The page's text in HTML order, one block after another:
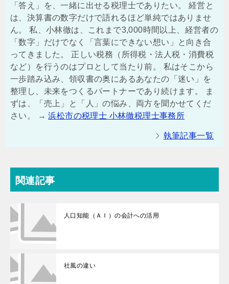
「答え」を、一緒に出せる税理士でありたい。 経営と
は、決算書の数字だけで語れるほど単純ではありませ
ん。 私、小林徹は、これまで3,000時間以上、経営者の
「数字」だけでなく「言葉にできない想い」と向き合
ってきました。 正しい税務（所得税・法人税・消費税
など）を行うのはプロとして当たり前。 私はそこから
一歩踏み込み、領収書の奥にあるあなたの「迷い」を
整理し、未来をつくるパートナーであり続けます。 ま
ずは、「売上」と「人」の悩み、両方を聞かせてくだ
さい。 →浜松市の税理士 小林徹税理士事務所
執筆記事一覧
関連記事
人口知能（ＡＩ）の会計への活用
社風の違い